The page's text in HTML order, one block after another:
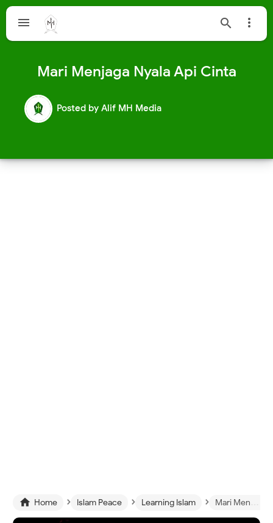
  
Mari Menjaga Nyala Api Cinta
Posted by Alif MH Media
 Home › Islam Peace › Learning Islam › Mari Menjaga Nyala Api Cinta